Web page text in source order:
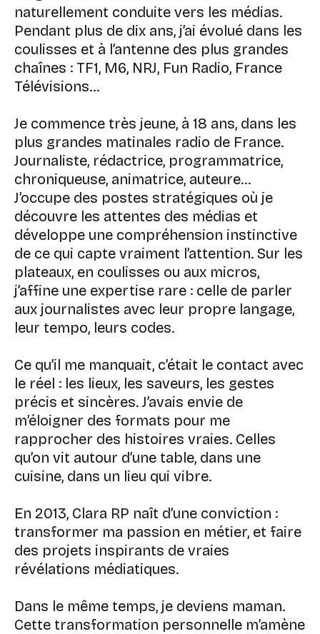
naturellement conduite vers les médias.
Pendant plus de dix ans, j’ai évolué dans les
coulisses et à l’antenne des plus grandes
chaînes : TF1, M6, NRJ, Fun Radio, France
Télévisions…
Je commence très jeune, à 18 ans, dans les
plus grandes matinales radio de France.
Journaliste, rédactrice, programmatrice,
chroniqueuse, animatrice, auteure…
J’occupe des postes stratégiques où je
découvre les attentes des médias et
développe une compréhension instinctive
de ce qui capte vraiment l’attention. Sur les
plateaux, en coulisses ou aux micros,
j’affine une expertise rare : celle de parler
aux journalistes avec leur propre langage,
leur tempo, leurs codes.
Ce qu’il me manquait, c’était le contact avec
le réel : les lieux, les saveurs, les gestes
précis et sincères. J’avais envie de
m’éloigner des formats pour me
rapprocher des histoires vraies. Celles
qu’on vit autour d’une table, dans une
cuisine, dans un lieu qui vibre.
En 2013, Clara RP naît d’une conviction :
transformer ma passion en métier, et faire
des projets inspirants de vraies
révélations médiatiques.
Dans le même temps, je deviens maman.
Cette transformation personnelle m’amène